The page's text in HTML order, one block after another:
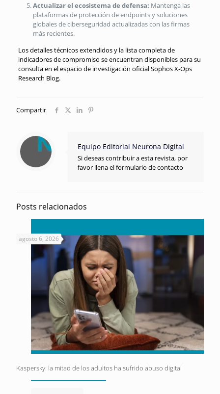
Actualizar el ecosistema de defensa: Mantenga las
plataformas de protección de endpoints y soluciones
globales de ciberseguridad actualizadas con las firmas
más recientes.
Los detalles técnicos extendidos y la lista completa de
indicadores de compromiso se encuentran disponibles para su
consulta en el espacio de investigación oficial Sophos X-Ops
Research Blog.
Compartir
Equipo Editorial Neurona Digital
Si deseas contribuir a esta revista, por
favor llena el formulario de contacto
Posts relacionados
agosto 6, 2026
Kaspersky: la mitad de los adultos ha sufrido abuso digital